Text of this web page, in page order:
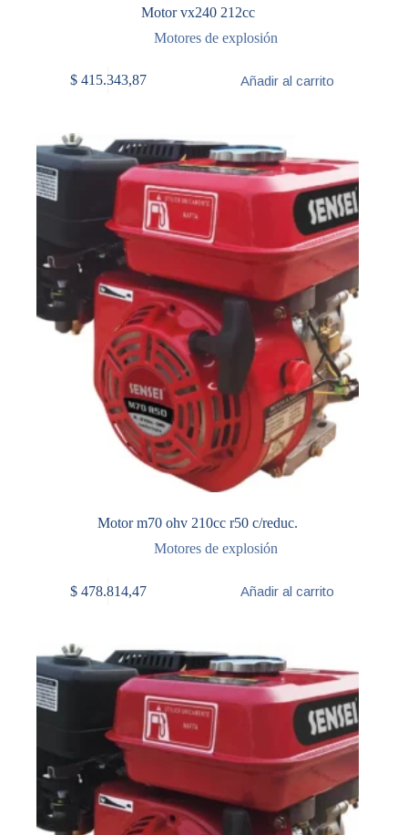
Motor vx240 212cc
Motores de explosión
$415.343,87 Añadir al carrito
Motor m70 ohv 210cc r50 c/reduc.
Motores de explosión
$478.814,47 Añadir al carrito